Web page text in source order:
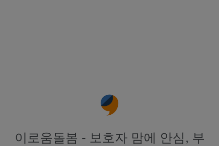
이로움돌봄 - 보호자 맘에 안심, 부